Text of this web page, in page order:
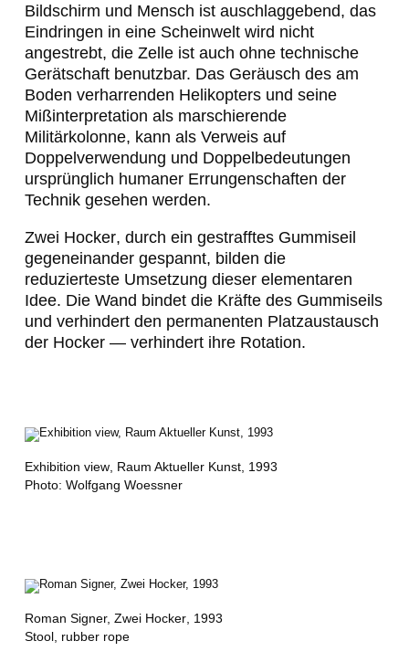
Bildschirm und Mensch ist auschlaggebend, das
Eindringen in eine Scheinwelt wird nicht
angestrebt, die Zelle ist auch ohne technische
Gerätschaft benutzbar. Das Geräusch des am
Boden verharrenden Helikopters und seine
Mißinterpretation als marschierende
Militärkolonne, kann als Verweis auf
Doppelverwendung und Doppelbedeutungen
ursprünglich humaner Errungenschaften der
Technik gesehen werden.
Zwei Hocker, durch ein gestrafftes Gummiseil
gegeneinander gespannt, bilden die
reduzierteste Umsetzung dieser elementaren
Idee. Die Wand bindet die Kräfte des Gummiseils
und verhindert den permanenten Platzaustausch
der Hocker — verhindert ihre Rotation.
Exhibition view, Raum Aktueller Kunst, 1993
Photo: Wolfgang Woessner
Roman Signer, Zwei Hocker, 1993
Stool, rubber rope